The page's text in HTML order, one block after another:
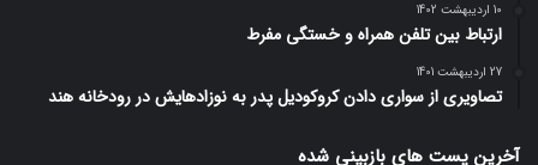
10 اردیبهشت 1402
ارتباط بین تلفن همراه و خستگی مفرط
27 اردیبهشت 1401
تصاویری از سواری دادن کروکودیل پدر به نوزادهایش در رودخانه هند
آخرین پست های بازبینی شده